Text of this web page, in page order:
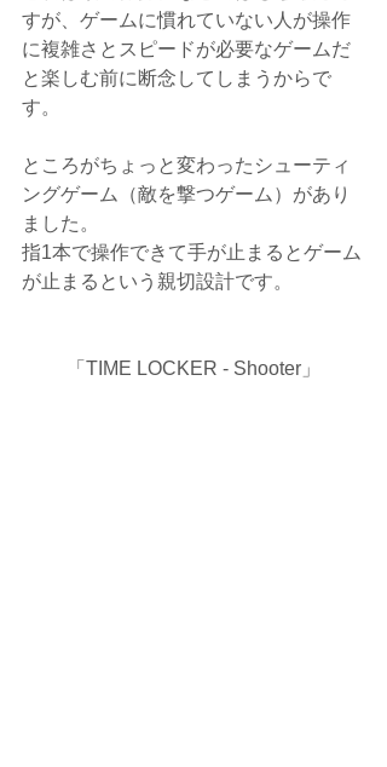
すが、ゲームに慣れていない人が操作
に複雑さとスピードが必要なゲームだ
と楽しむ前に断念してしまうからで
す。
ところがちょっと変わったシューティ
ングゲーム（敵を撃つゲーム）があり
ました。
指1本で操作できて手が止まるとゲーム
が止まるという親切設計です。
「TIME LOCKER - Shooter」